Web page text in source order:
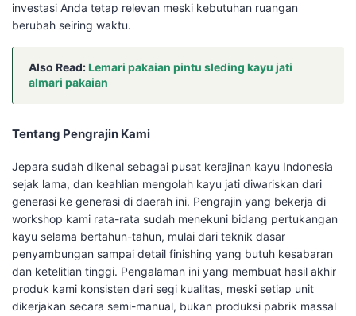
investasi Anda tetap relevan meski kebutuhan ruangan
berubah seiring waktu.
Also Read:Lemari pakaian pintu sleding kayu jati
almari pakaian
Tentang Pengrajin Kami
Jepara sudah dikenal sebagai pusat kerajinan kayu Indonesia
sejak lama, dan keahlian mengolah kayu jati diwariskan dari
generasi ke generasi di daerah ini. Pengrajin yang bekerja di
workshop kami rata-rata sudah menekuni bidang pertukangan
kayu selama bertahun-tahun, mulai dari teknik dasar
penyambungan sampai detail finishing yang butuh kesabaran
dan ketelitian tinggi. Pengalaman ini yang membuat hasil akhir
produk kami konsisten dari segi kualitas, meski setiap unit
dikerjakan secara semi-manual, bukan produksi pabrik massal